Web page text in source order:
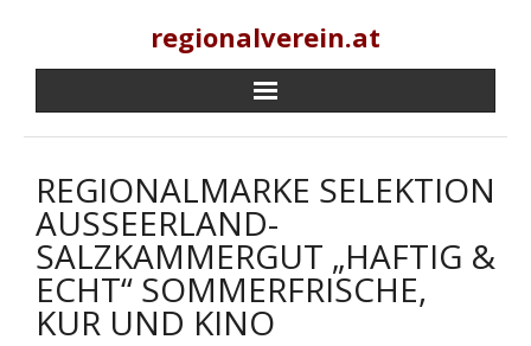
content
regionalverein.at
REGIONALMARKE SELEKTION
AUSSEERLAND-
SALZKAMMERGUT „HAFTIG &
ECHT“ SOMMERFRISCHE,
KUR UND KINO